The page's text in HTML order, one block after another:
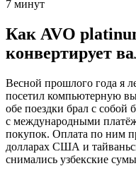
7 минут
Как AVO
конвертирует
Весной прошлого года я
посетил компьютерную
обе поездки брал с собой
с международными
покупок. Оплата по ним
долларах США и
снимались узбекские